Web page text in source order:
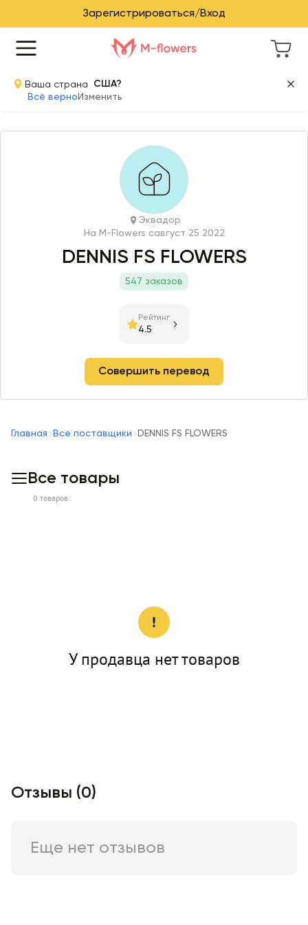
Зарегистрироваться/Вход
Ваша страна
США?
Всё верно Изменить
Эквадор
На M-Flowers савгуст 25 2022
DENNIS FS FLOWERS
547 заказов
Рейтинг
4.5
Совершить перевод
Главная Все поставщики DENNIS FS FLOWERS
Все товары
0 товаров
У продавца нет товаров
Отзывы (0)
Еще нет отзывов